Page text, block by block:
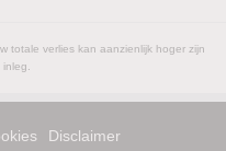
totale verlies kan aanzienlijk hoger zijn
Disclaimer